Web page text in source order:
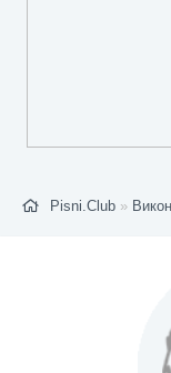
Pisni.Club »